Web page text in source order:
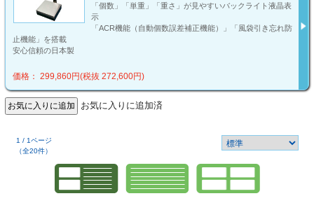
「個数」「単重」「重さ」が見やすいバックライト液晶表
示
「ACR機能（自動個数誤差補正機能）」「風袋引き忘れ防
止機能」を搭載
安心信頼の日本製
価格： 299,860円(税抜 272,600円)
お気に入りに追加済
1 / 1ページ
（全20件）